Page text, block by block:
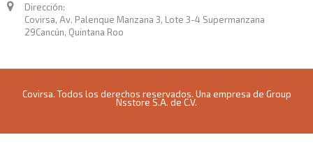
Dirección:
Covirsa, Av. Palenque Manzana 3, Lote 3-4 Supermanzana
29Cancún, Quintana Roo
Covirsa. Todos los derechos reservados. Una empresa de Group
Nsstore S.A. de C.V.